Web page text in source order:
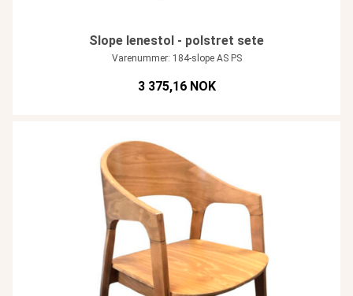
Slope lenestol - polstret sete
Varenummer: 184-slope AS PS
3 375,16 NOK